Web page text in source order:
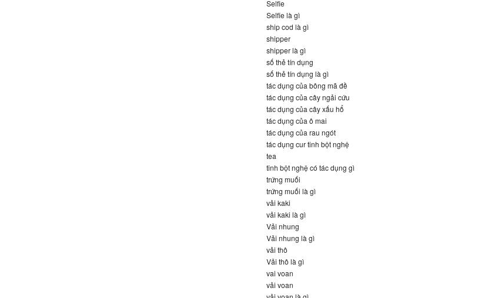
Selfie
Selfie là gì
ship cod là gì
shipper
shipper là gì
số thẻ tín dụng
số thẻ tín dụng là gì
tác dụng của bông mã đề
tác dụng của cây ngải cứu
tác dụng của cây xấu hổ
tác dụng của ô mai
tác dụng của rau ngót
tác dụng cur tinh bột nghệ
tea
tinh bột nghệ có tác dụng gì
trứng muối
trứng muối là gì
vải kaki
vải kaki là gì
Vải nhung
Vải nhung là gì
vải thô
Vải thô là gì
vai voan
vải voan